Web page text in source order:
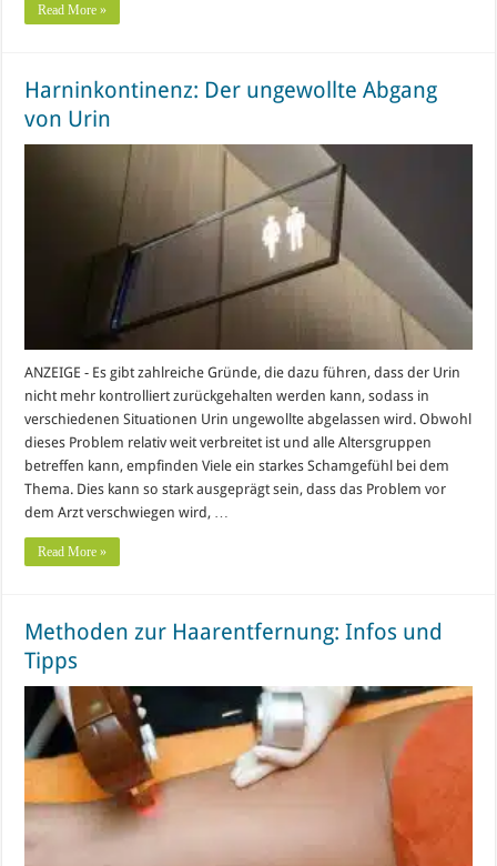
Read More »
Harninkontinenz: Der ungewollte Abgang
von Urin
ANZEIGE - Es gibt zahlreiche Gründe, die dazu führen, dass der Urin
nicht mehr kontrolliert zurückgehalten werden kann, sodass in
verschiedenen Situationen Urin ungewollte abgelassen wird. Obwohl
dieses Problem relativ weit verbreitet ist und alle Altersgruppen
betreffen kann, empfinden Viele ein starkes Schamgefühl bei dem
Thema. Dies kann so stark ausgeprägt sein, dass das Problem vor
dem Arzt verschwiegen wird, …
Read More »
Methoden zur Haarentfernung: Infos und
Tipps